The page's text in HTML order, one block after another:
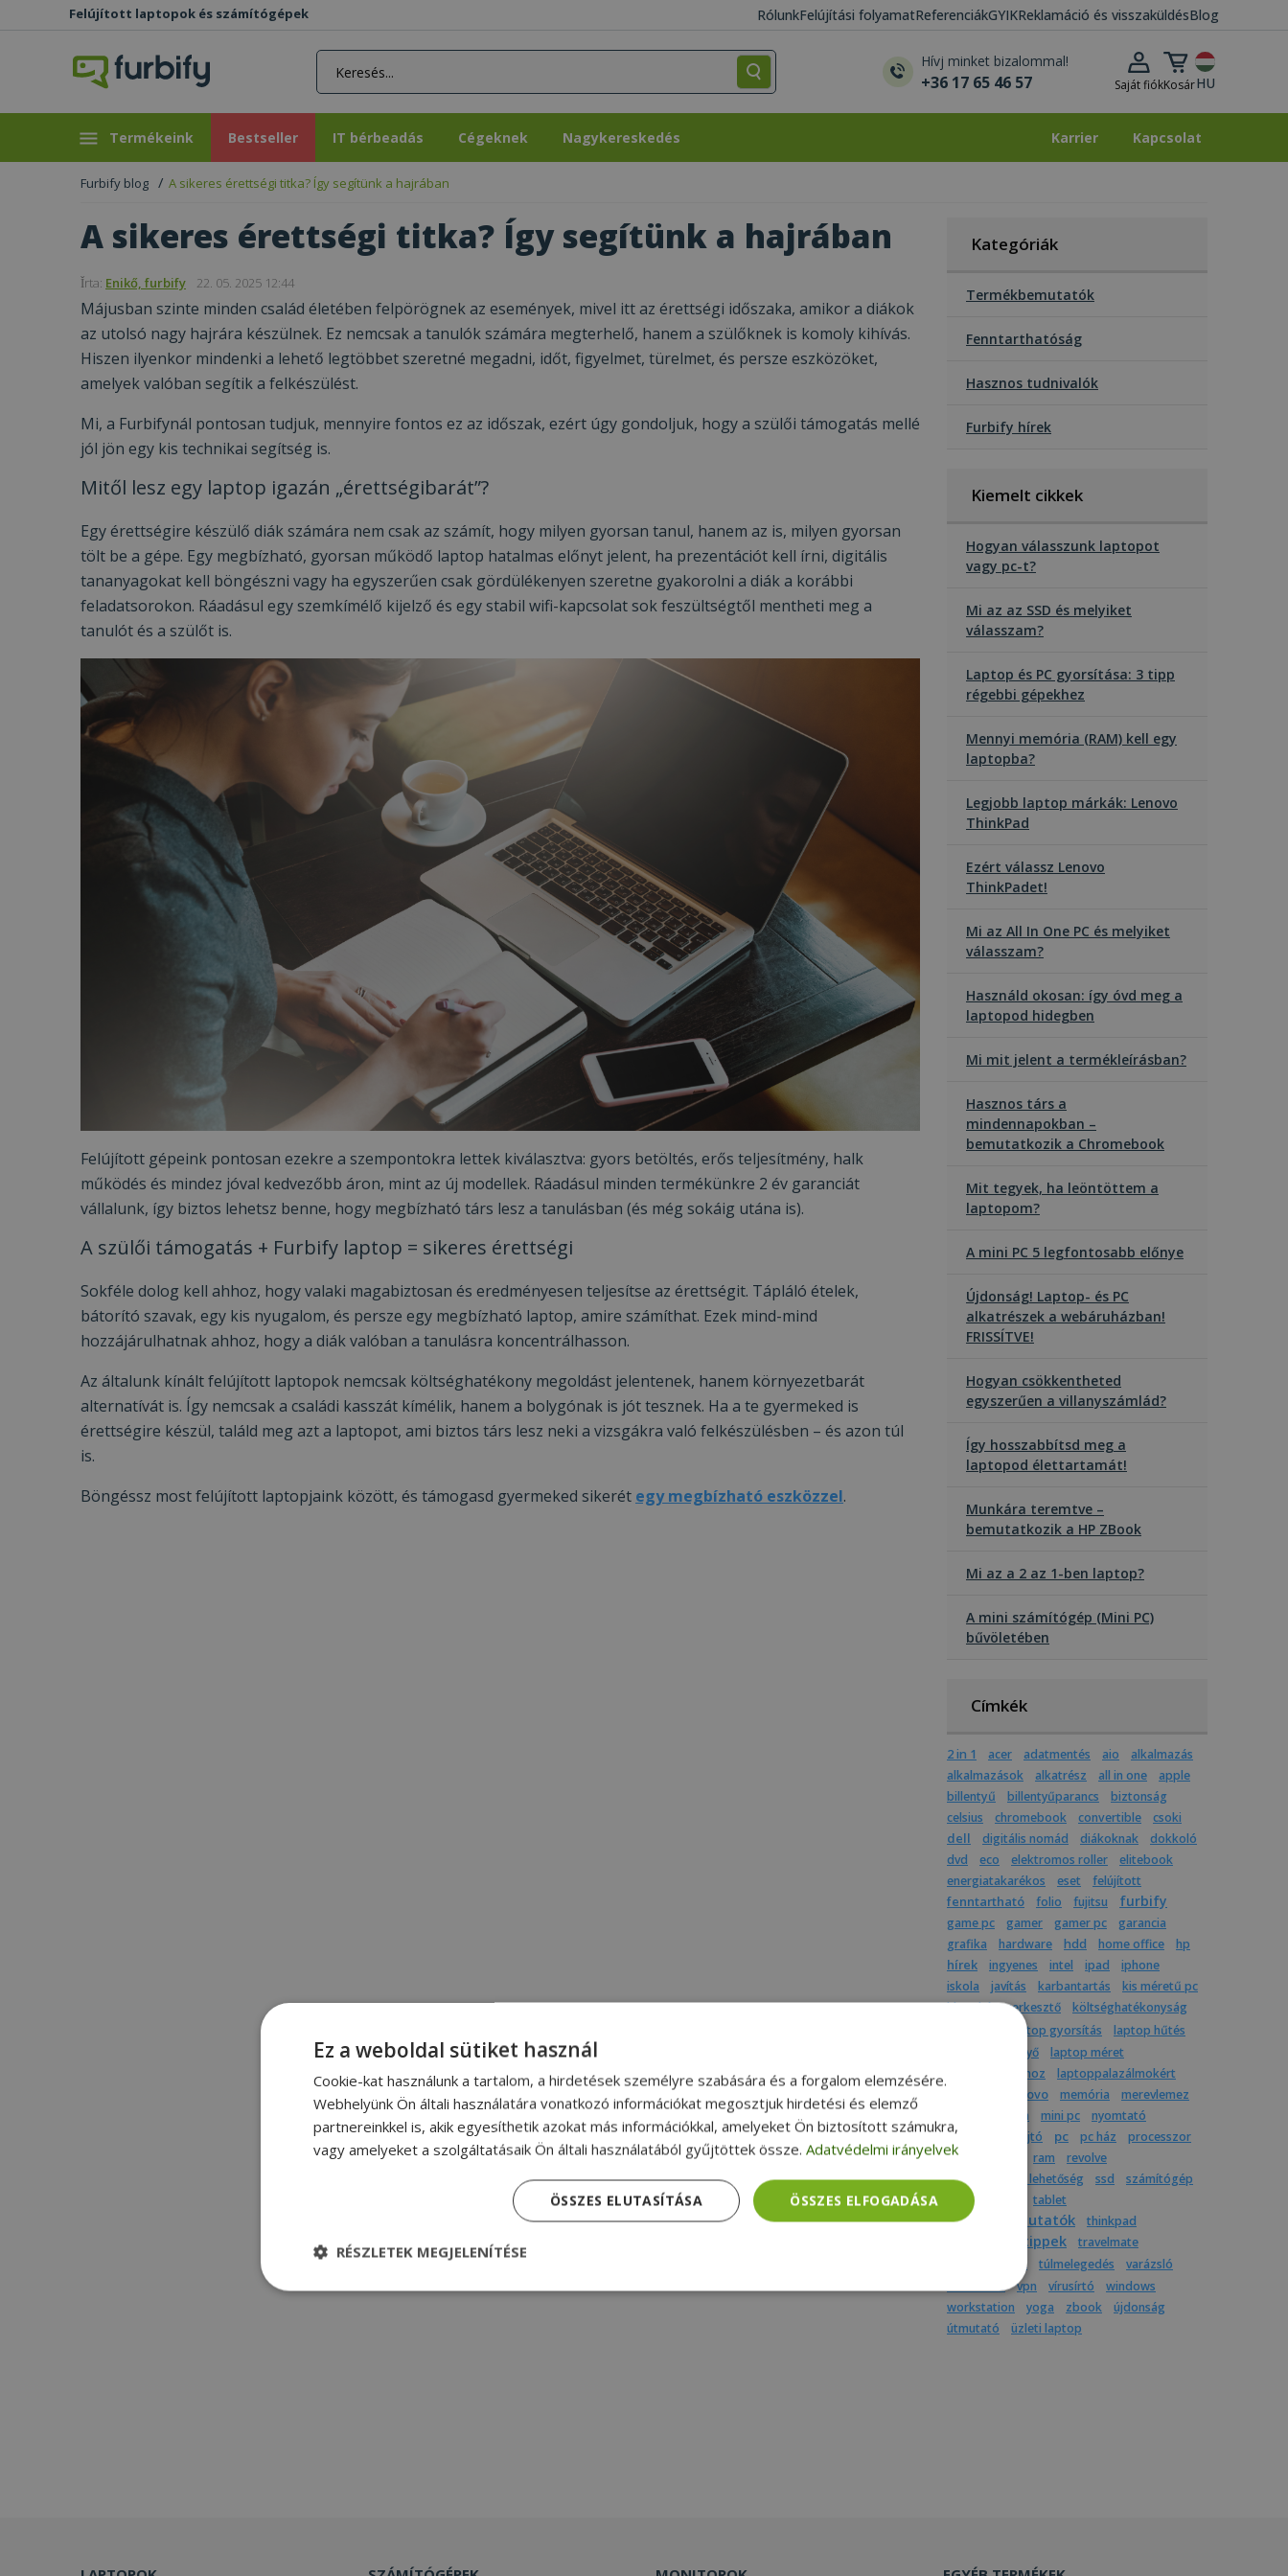
Felújított laptopok és számítógépek RólunkFelújítási folyamatReferenciákGYIKReklamáció és visszaküldésBlog
Hívj minket bizalommal!
+36 17 65 46 57 Saját fiók
Kosár lenyitása
KosárHU
Termékeink Bestseller
Bestseller IT bérbeadás
IT bérbeadás Cégeknek
Cégeknek Nagykereskedés
Nagykereskedés Karrier
Karrier Kapcsolat
Kapcsolat
Furbify blog A sikeres érettségi titka? Így segítünk a hajrában
A sikeres érettségi titka? Így segítünk a hajrában
Ǐrta: Enikő, furbify 22. 05. 2025 12:44
Májusban szinte minden család életében felpörögnek az események, mivel itt az érettségi időszaka, amikor a diákok
az utolsó nagy hajrára készülnek. Ez nemcsak a tanulók számára megterhelő, hanem a szülőknek is komoly kihívás.
Hiszen ilyenkor mindenki a lehető legtöbbet szeretné megadni, időt, figyelmet, türelmet, és persze eszközöket,
amelyek valóban segítik a felkészülést.
Mi, a Furbifynál pontosan tudjuk, mennyire fontos ez az időszak, ezért úgy gondoljuk, hogy a szülői támogatás mellé
jól jön egy kis technikai segítség is.
Mitől lesz egy laptop igazán „érettségibarát”?
Egy érettségire készülő diák számára nem csak az számít, hogy milyen gyorsan tanul, hanem az is, milyen gyorsan
tölt be a gépe. Egy megbízható, gyorsan működő laptop hatalmas előnyt jelent, ha prezentációt kell írni, digitális
tananyagokat kell böngészni vagy ha egyszerűen csak gördülékenyen szeretne gyakorolni a diák a korábbi
feladatsorokon. Ráadásul egy szemkímélő kijelző és egy stabil wifi-kapcsolat sok feszültségtől mentheti meg a
tanulót és a szülőt is.
Felújított gépeink pontosan ezekre a szempontokra lettek kiválasztva: gyors betöltés, erős teljesítmény, halk
működés és mindez jóval kedvezőbb áron, mint az új modellek. Ráadásul minden termékünkre 2 év garanciát
vállalunk, így biztos lehetsz benne, hogy megbízható társ lesz a tanulásban (és még sokáig utána is).
A szülői támogatás + Furbify laptop = sikeres érettségi
Sokféle dolog kell ahhoz, hogy valaki magabiztosan és eredményesen teljesítse az érettségit. Tápláló ételek,
bátorító szavak, egy kis nyugalom, és persze egy megbízható laptop, amire számíthat. Ezek mind-mind
hozzájárulhatnak ahhoz, hogy a diák valóban a tanulásra koncentrálhasson.
Az általunk kínált felújított laptopok nemcsak költséghatékony megoldást jelentenek, hanem környezetbarát
alternatívát is. Így nemcsak a családi kasszát kímélik, hanem a bolygónak is jót tesznek. Ha a te gyermeked is
érettségire készül, találd meg azt a laptopot, ami biztos társ lesz neki a vizsgákra való felkészülésben – és azon túl
is.
Böngéssz most felújított laptopjaink között, és támogasd gyermeked sikerét egy megbízható eszközzel.
Kategóriák
Termékbemutatók
Fenntarthatóság
Hasznos tudnivalók
Furbify hírek
Kiemelt cikkek
Hogyan válasszunk laptopot
vagy pc-t?
Mi az az SSD és melyiket
válasszam?
Laptop és PC gyorsítása: 3 tipp
régebbi gépekhez
Mennyi memória (RAM) kell egy
laptopba?
Legjobb laptop márkák: Lenovo
ThinkPad
Ezért válassz Lenovo
ThinkPadet!
Mi az All In One PC és melyiket
válasszam?
Használd okosan: így óvd meg a
laptopod hidegben
Mi mit jelent a termékleírásban?
Hasznos társ a
mindennapokban –
bemutatkozik a Chromebook
Mit tegyek, ha leöntöttem a
laptopom?
A mini PC 5 legfontosabb előnye
Újdonság! Laptop- és PC
alkatrészek a webáruházban!
FRISSÍTVE!
Hogyan csökkentheted
egyszerűen a villanyszámlád?
Így hosszabbítsd meg a
laptopod élettartamát!
Munkára teremtve –
bemutatkozik a HP ZBook
Mi az a 2 az 1-ben laptop?
A mini számítógép (Mini PC)
bűvöletében
Címkék
2 in 1 acer adatmentés aio
alkalmazás
alkalmazások
alkatrész all in one
apple
billentyű
billentyűparancs
biztonság
celsius
chromebook convertible csoki
dell digitális nomád diákoknak
dokkoló
dvd
eco elektromos roller
elitebook
energiatakarékos
eset felújított
fenntartható folio fujitsu furbify
game pc gamer gamer pc
garancia
grafika
hardware hdd home office hp
hírek ingyenes intel ipad
iphone
iskola
javítás karbantartás
kis méretű pc
kkv
képszerkesztő költséghatékonyság
laptop gyorsítás
laptop hűtés
laptop képernyő
laptop méret
laptop utazáshoz
laptoppalazálmokért
lenovo memória
merevlemez
mindenegyben
mini pc
nyomtató
optikai meghajtó
pc pc ház
processzor
produktivitás
ram
revolve
részletfizetési lehetőség
ssd
számítógép
színes laptop
tablet
termékbemutatók
thinkpad
tippek travelmate
tudnivalók túlmelegedés
varázsló
videóhívás
vpn vírusírtó
windows
workstation
yoga zbook
újdonság
útmutató
üzleti laptop
Ez a weboldal sütiket használ
Cookie-kat használunk a tartalom, a hirdetések személyre szabására és a forgalom elemzésére.
Webhelyünk Ön általi használatára vonatkozó információkat megosztjuk hirdetési és elemző
partnereinkkel is, akik egyesíthetik azokat más információkkal, amelyeket Ön biztosított számukra,
vagy amelyeket a szolgáltatásaik Ön általi használatából gyűjtöttek össze. Adatvédelmi irányelvek
ÖSSZES ELFOGADÁSA
ÖSSZES ELUTASÍTÁSA
RÉSZLETEK MEGJELENÍTÉSE
Elengedhetetlenül
Teljesítmény Célzás Funkcionalitás Besorolatlan
CookieScriptConsent